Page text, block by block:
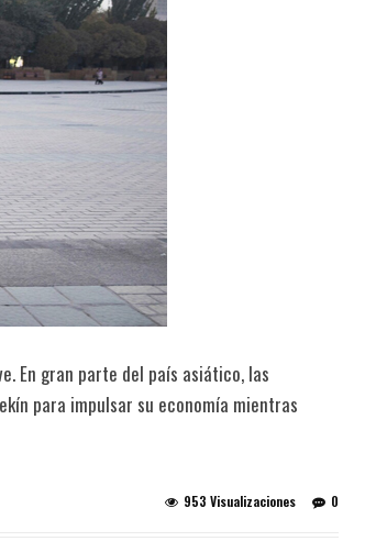
En gran parte del país asiático, las
para impulsar su economía mientras
0
953 Visualizaciones